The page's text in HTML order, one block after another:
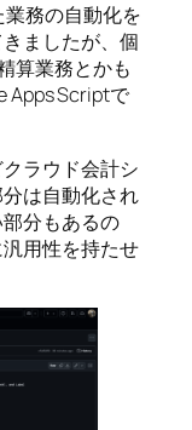
務の自動化を
ましたが、個
算業務とかも
Apps Scriptで
ラウド会計シ
は自動化され
分もあるの
用性を持たせ